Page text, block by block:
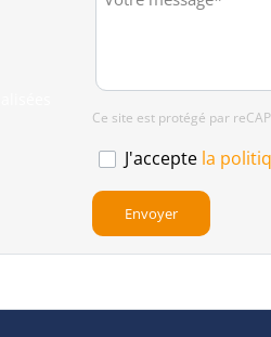
Ce site est protégé par
J'accepte la